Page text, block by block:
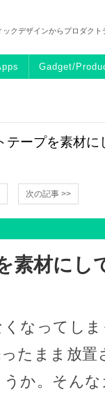
ックデザインからプロダク
Gadget/
テープを素材に
次の記事 >>
素材にし
なってし
たまま放
か。そん